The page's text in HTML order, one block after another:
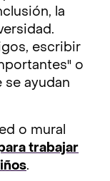
la
escribir
o
se ayudan
o mural
trabajar
.